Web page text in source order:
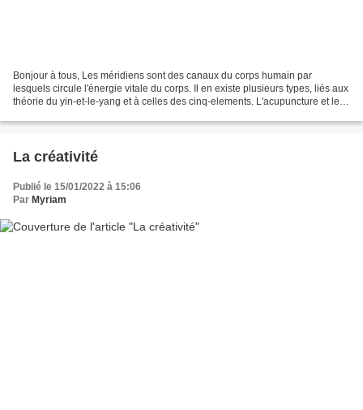
Bonjour à tous, Les méridiens sont des canaux du corps humain par
lesquels circule l'énergie vitale du corps. Il en existe plusieurs types, liés aux
théorie du yin-et-le-yang et à celles des cinq-elements. L'acupuncture et le
La créativité
Publié le 15/01/2022 à 15:06
Par Myriam